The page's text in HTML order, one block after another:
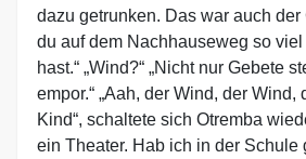
dazu getrunken. Das war auch
du auf dem Nachhauseweg so
hast.“ „Wind?“ „Nicht nur Gebete
empor.“ „Aah, der Wind, der
Kind“, schaltete sich Otremba
ein Theater. Hab ich in der Schule